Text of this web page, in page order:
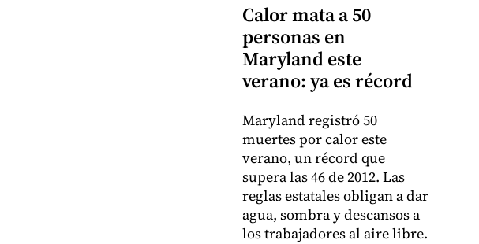
Calor mata a 50
personas en
Maryland este
verano: ya es récord
Maryland registró 50
muertes por calor este
verano, un récord que
supera las 46 de 2012. Las
reglas estatales obligan a dar
agua, sombra y descansos a
los trabajadores al aire libre.